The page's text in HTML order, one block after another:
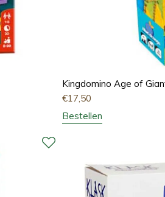
Kingdomino Age of
€17,50
Bestellen